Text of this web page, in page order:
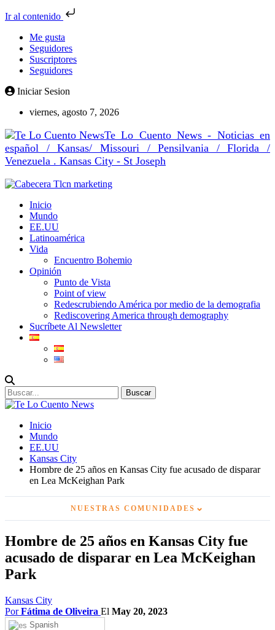
Ir al contenido
Me gusta
Seguidores
Suscriptores
Seguidores
Iniciar Sesion
viernes, agosto 7, 2026
Te Lo Cuento News - Noticias en
español / Kansas/ Missouri / Pensilvania / Florida /
Venezuela . Kansas City - St Joseph
Inicio
Mundo
EE.UU
Latinoamérica
Vida
Encuentro Bohemio
Opinión
Punto de Vista
Point of view
Redescrubiendo América por medio de la demografia
Rediscovering America through demography
Sucríbete Al Newsletter
Inicio
Mundo
EE.UU
Kansas City
Hombre de 25 años en Kansas City fue acusado de disparar
en Lea McKeighan Park
NUESTRAS COMUNIDADES ⌄
Hombre de 25 años en Kansas City fue
acusado de disparar en Lea McKeighan
Park
Kansas City
PorFátima de Oliveira El May 20, 2023
Spanish